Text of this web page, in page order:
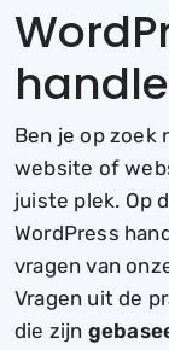
Ben je op zoek
website of
juiste plek. Op
WordPress
vragen van
Vragen uit de
die zijn